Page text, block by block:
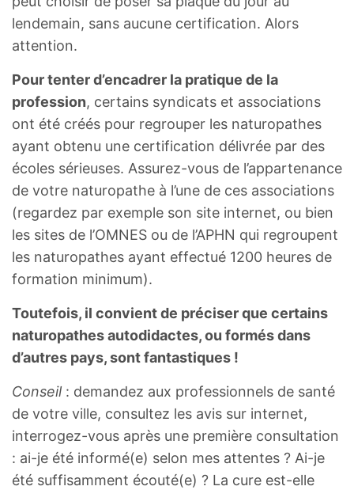
lendemain, sans aucune certification. Alors
attention.
Pour tenter d’encadrer la pratique de la
profession, certains syndicats et associations
ont été créés pour regrouper les naturopathes
ayant obtenu une certification délivrée par des
écoles sérieuses. Assurez-vous de l’appartenance
de votre naturopathe à l’une de ces associations
(regardez par exemple son site internet, ou bien
les sites de l’OMNES ou de l’APHN qui regroupent
les naturopathes ayant effectué 1200 heures de
formation minimum).
Toutefois, il convient de préciser que certains
naturopathes autodidactes, ou formés dans
d’autres pays, sont fantastiques !
Conseil: demandez aux professionnels de santé
de votre ville, consultez les avis sur internet,
interrogez-vous après une première consultation
: ai-je été informé(e) selon mes attentes ? Ai-je
été suffisamment écouté(e) ? La cure est-elle